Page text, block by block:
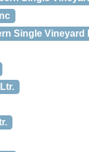
Single Vineyard